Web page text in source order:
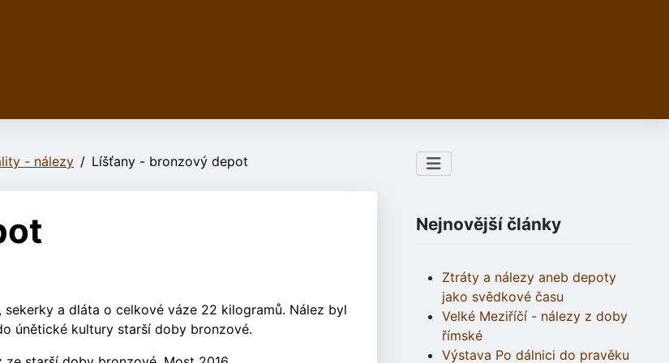
- nálezy Líšťany - bronzový depot
a dláta o celkové váze 22 kilogramů. Nález byl
únětické kultury starší doby bronzové.
Nejnovější články
Ztráty a nálezy aneb depoty
jako svědkové času
Velké Meziříčí - nálezy z doby
římské
Výstava Po dálnici do pravěku